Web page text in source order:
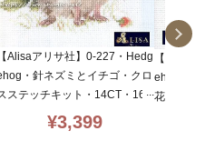
【Alisaアリサ社】0-227・Hedg
・針ネズミとイチゴ・クロ
ステッチキット・14CT・16×
12・初心者向・ロシア
¥3,399
【Alisa
ehog in
花・クロ